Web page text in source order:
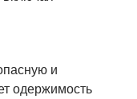
и
одержимость